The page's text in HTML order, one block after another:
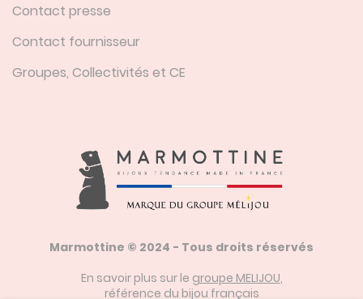
Contact presse
Contact fournisseur
Groupes, Collectivités et CE
Marmottine © 2024 - Tous droits réservés
En savoir plus sur le groupe MELIJOU,
référence du bijou français